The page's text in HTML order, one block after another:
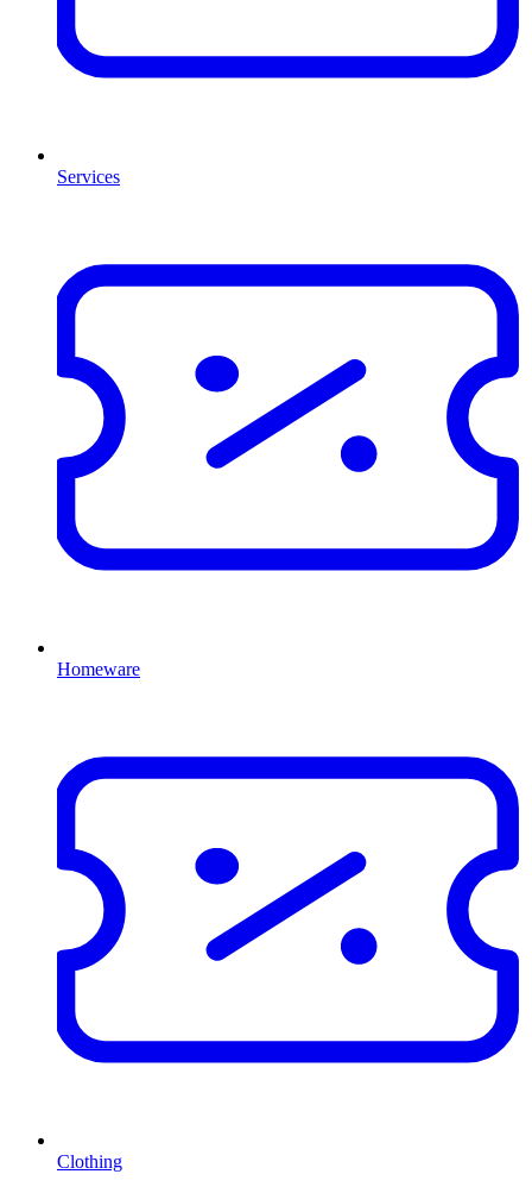
Services
Homeware
Clothing